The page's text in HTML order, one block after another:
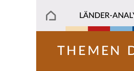
LÄNDER-
THEMEN